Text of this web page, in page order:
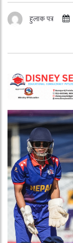
हुलाक पत्र